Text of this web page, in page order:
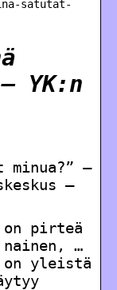
satutat-
YK:n
–
–
on pirteä
…
on yleistä